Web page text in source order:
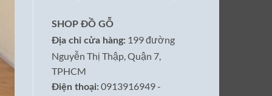
SHOP ĐỒ GỖ
Địa chỉ cửa hàng: 199 đường
Nguyễn Thị Thập, Quận 7,
TPHCM
Điện thoại: 0913916949 -